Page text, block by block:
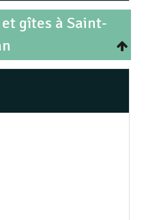
et gîtes à Saint-